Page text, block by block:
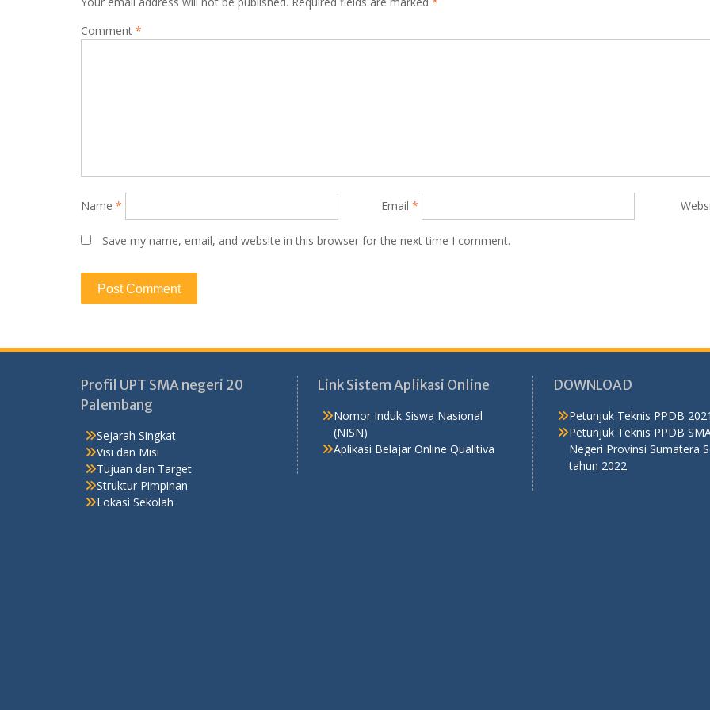
Comment *
Name * Email *
Save my name, email, and website in this browser for the next time I comment.
Profil UPT SMA negeri 20
Palembang
Sejarah Singkat
Visi dan Misi
Tujuan dan Target
Struktur Pimpinan
Lokasi Sekolah
Link Sistem Aplikasi Online
Nomor Induk Siswa Nasional
(NISN)
Aplikasi Belajar Online Qualitiva
DOWNLOAD
Petunjuk Teknis PPDB
Petunjuk Teknis PPDB
Negeri Provinsi Sumatera
tahun 2022